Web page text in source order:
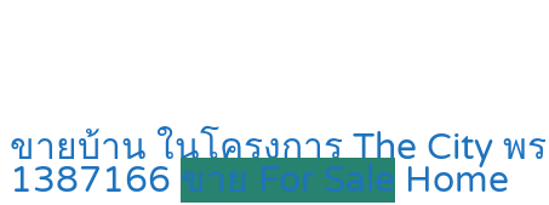
ขายบ้าน ในโครงการ The City พ
1387166 ขาย For Sale Home